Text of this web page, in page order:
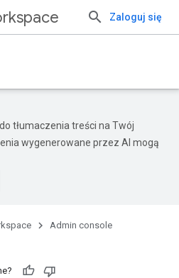
Zaloguj się
tłumaczenia treści na Twój
wygenerowane przez AI mogą
Admin console